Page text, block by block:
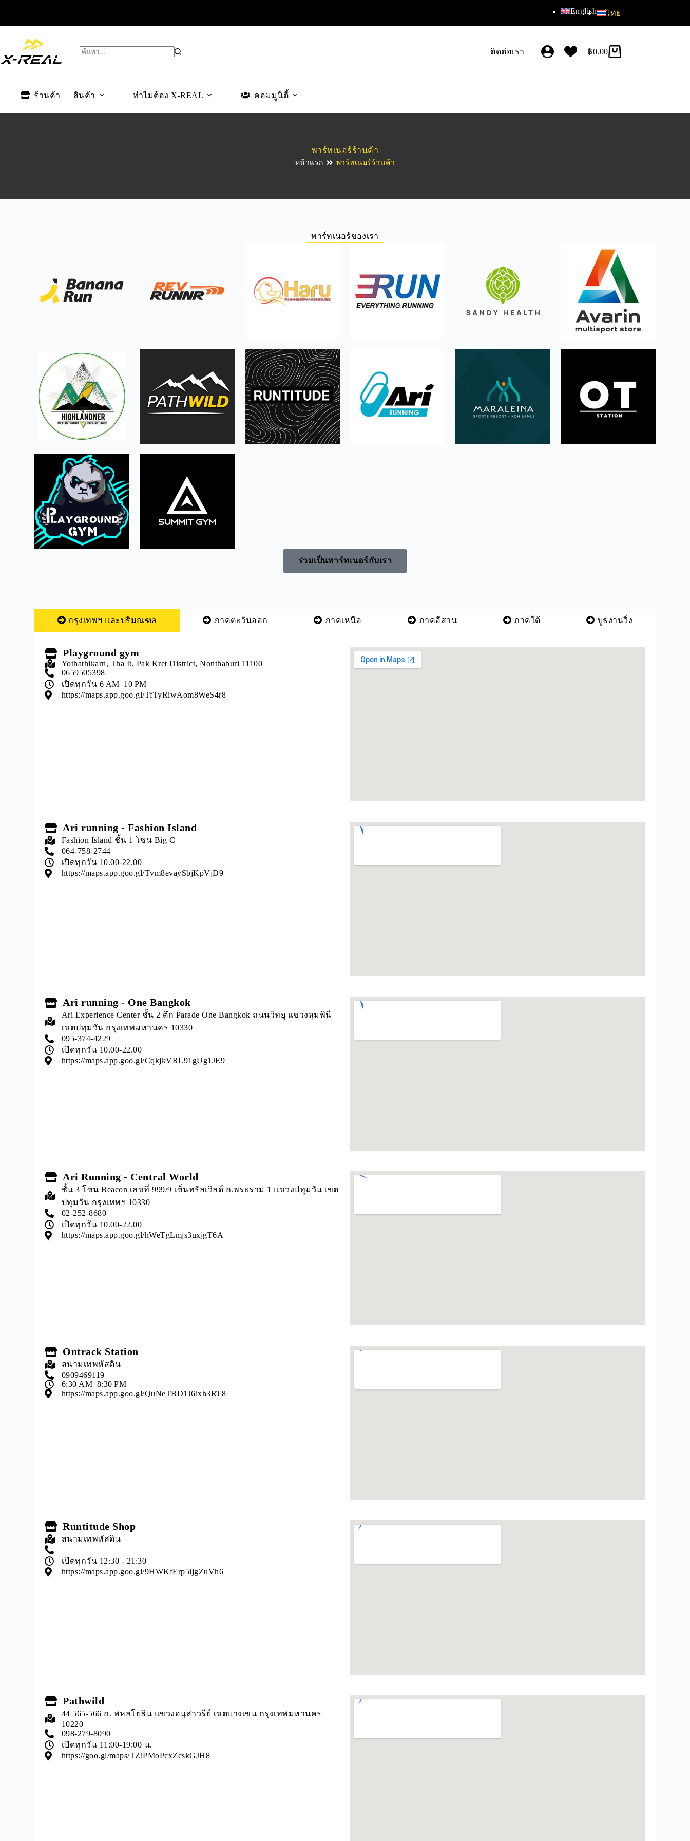
English ไทย
ติดต่อเรา ฿0.00
ร้านค้า สินค้า ทำไมต้อง X-REAL คอมมูนิตี้
พาร์ทเนอร์ร้านค้า
หน้าแรก พาร์ทเนอร์ร้านค้า
พาร์ทเนอร์ของเรา
ร่วมเป็นพาร์ทเนอร์กับเรา
กรุงเทพฯ และปริมณฑล ภาคตะวันออก ภาคเหนือ ภาคอีสาน ภาคใต้ บูธงานวิ่ง
Playground gym
Yothathikarn, Tha It, Pak Kret District, Nonthaburi 11100
0659505398
เปิดทุกวัน 6 AM–10 PM
https://maps.app.goo.gl/TfTyRiwAom8WeS4r8
Ari running - Fashion Island
Fashion Island ชั้น 1 โซน Big C
064-758-2744
เปิดทุกวัน 10.00-22.00
https://maps.app.goo.gl/Tvm8evaySbjKpVjD9
Ari running - One Bangkok
Ari Experience Center ชั้น 2 ตึก Parade One Bangkok ถนนวิทยุ แขวงลุมพินี
เขตปทุมวัน กรุงเทพมหานคร 10330
095-374-4229
เปิดทุกวัน 10.00-22.00
https://maps.app.goo.gl/CqkjkVRL91gUg1JE9
Ari Running - Central World
ชั้น 3 โซน Beacon เลขที่ 999/9 เซ็นทรัลเวิลด์ ถ.พระราม 1 แขวงปทุมวัน เขต
ปทุมวัน กรุงเทพฯ 10330
02-252-8680
เปิดทุกวัน 10.00-22.00
https://maps.app.goo.gl/hWeTgLmjs3uxjgT6A
Ontrack Station
สนามเทพหัสดิน
0909469119
6:30 AM–8:30 PM
https://maps.app.goo.gl/QuNeTBD1J6ixh3RT8
Runtitude Shop
สนามเทพหัสดิน
เปิดทุกวัน 12:30 - 21:30
https://maps.app.goo.gl/9HWKfErp5ijgZuVh6
Pathwild
44 565-566 ถ. พหลโยธิน แขวงอนุสาวรีย์ เขตบางเขน กรุงเทพมหานคร
10220
098-279-8090
เปิดทุกวัน 11:00-19:00 น.
https://goo.gl/maps/TZiPMoPcxZcskGJH8